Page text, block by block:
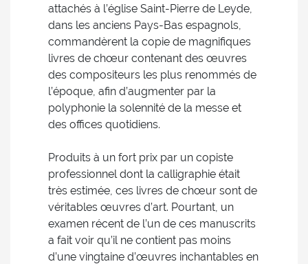
attachés à l’église Saint-Pierre de Leyde,
dans les anciens Pays-Bas espagnols,
commandèrent la copie de magnifiques
livres de chœur contenant des œuvres
des compositeurs les plus renommés de
l’époque, afin d’augmenter par la
polyphonie la solennité de la messe et
des offices quotidiens.
Produits à un fort prix par un copiste
professionnel dont la calligraphie était
très estimée, ces livres de chœur sont de
véritables œuvres d’art. Pourtant, un
examen récent de l’un de ces manuscrits
a fait voir qu’il ne contient pas moins
d’une vingtaine d’œuvres inchantables en